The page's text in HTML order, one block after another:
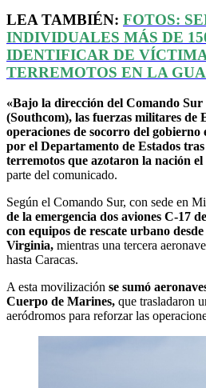
LEA TAMBIÉN: FOTOS:
INDIVIDUALES MÁS DE
IDENTIFICAR DE
TERREMOTOS EN LA
«Bajo la dirección del Comando Sur
(Southcom), las fuerzas militares de
operaciones de socorro del gobierno
por el Departamento de Estados tras
terremotos que azotaron la nación el
parte del comunicado.
Según el Comando Sur, con sede en
de la emergencia dos aviones C-17
con equipos de rescate urbano
Virginia, mientras una tercera
hasta Caracas.
A esta movilización se sumó
Cuerpo de Marines, que trasladaron
aeródromos para reforzar las